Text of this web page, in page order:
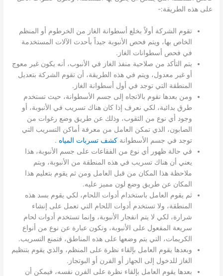
على هذه الطريقة:-
تقوم الشركة أولاً بخلع أسطوانة الغاز من الخرطوم أو المنظم
الخاص بها، ويتم فحص الأنبوبة جيداً بأحدث الآلات المستخدمة
في فحص أسطوانات الغاز.
يتم التأكد من صلاحية منفذ الغاز في الأنبوب، أنه يكون غير معوج
أو غير معدول، ويتم في هذه الطريقة، أن تقوم الشركة بتعديل
المنطقة التي توجد في أول أسطوانة الغاز.
ومن بعدها نقوم بالاتجاه إلى جسم الأسطوانة، حيث تستخدم
طرق بدائية، لكي نعرف إذا كان هناك تسريب في الأنبوبة، أو
وجود أي نوع من الثقوب، وذلك عن طريق وضع رغوات من
الصابون، الذي تمكن العامل من معرفة أماكن التسريب التي
توجد في جسم الأسطوانةكشف تسربات المياه .
في حالة ظهور أي نوع من الفقاعات على جسم الأنبوبة، هذا
يعني أن هناك تسريب في هذه المنطقة من الأنبوبة، ويتم
ملاحظة هذا المكان من قبل العامل ومن ثم يقوم بتعليم هذا
المكان عن طريق وضع لون مميز عليه.
ثم يقوم العامل باستخدام أدوات اللحام، لكي يقوم بسد هذه
المنطقة، ولا تستخدم أدوات اللحام التي تعمل على إنشاء
شرارة، لكي لا يتم انفجار الأنبوبة، وإنما تستخدم أدوات لحام
سريعة المفعول على الأنبوبة، وتكون عبارة عن نوع من أنواع
الكريمات، التي يتم وضعها على هذه المناطق، فتمنع التسريب.
وبعدها يقوم العامل بإلقاء نظرة على المنظم، والذي يقوم بتنظيم
الغاز للدخول إلى الجهاز أو الفرن أو البوتجاز.
بعدها يقوم العامل بإلقاء نظرة على الفرن نفسه، فيمكن أن